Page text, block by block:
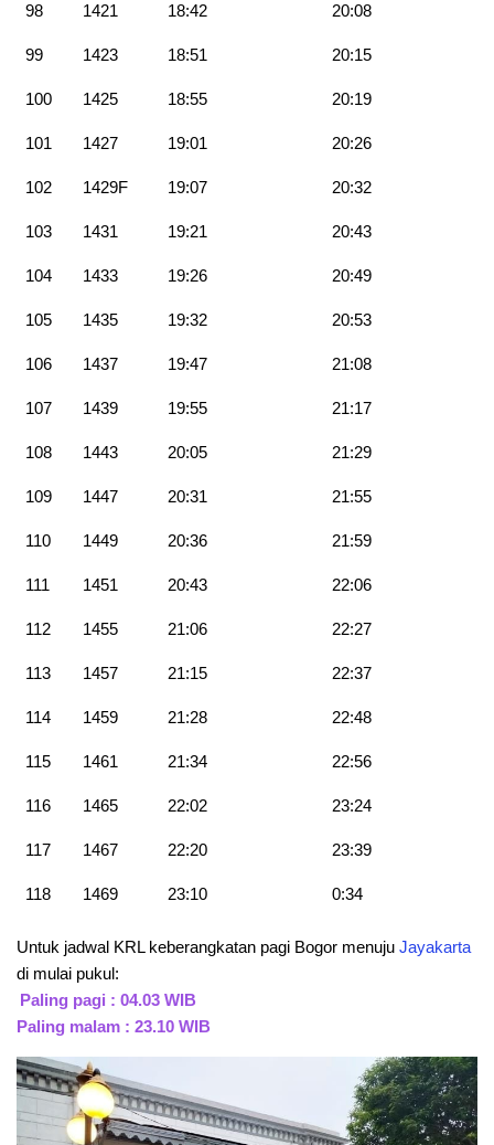
98 1421 18:42 20:08
99 1423 18:51 20:15
100 1425 18:55 20:19
101 1427 19:01 20:26
102 1429F 19:07 20:32
103 1431 19:21 20:43
104 1433 19:26 20:49
105 1435 19:32 20:53
106 1437 19:47 21:08
107 1439 19:55 21:17
108 1443 20:05 21:29
109 1447 20:31 21:55
110 1449 20:36 21:59
111 1451 20:43 22:06
112 1455 21:06 22:27
113 1457 21:15 22:37
114 1459 21:28 22:48
115 1461 21:34 22:56
116 1465 22:02 23:24
117 1467 22:20 23:39
118 1469 23:10 0:34
Untuk jadwal KRL keberangkatan pagi Bogor menuju Jayakarta
di mulai pukul:
Paling pagi : 04.03 WIB
Paling malam : 23.10 WIB